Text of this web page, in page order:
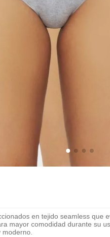
en tejido seamless que
mayor comodidad durante su
moderno.
Cubre Pezón Ultra
Delgado Invisible Y
Reutilizable